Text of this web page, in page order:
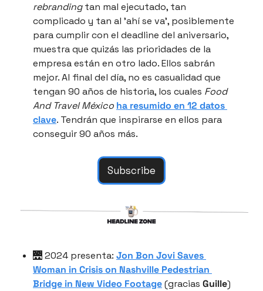
rebranding tan mal ejecutado, tan
complicado y tan al 'ahí se va', posiblemente
para cumplir con el deadline del aniversario,
muestra que quizás las prioridades de la
empresa están en otro lado. Ellos sabrán
mejor. Al final del día, no es casualidad que
tengan 90 años de historia, los cuales Food
And Travel México ha resumido en 12 datos
clave. Tendrán que inspirarse en ellos para
conseguir 90 años más.
Subscribe
🌉 2024 presenta: Jon Bon Jovi Saves
Woman in Crisis on Nashville Pedestrian
Bridge in New Video Footage (gracias Guille)